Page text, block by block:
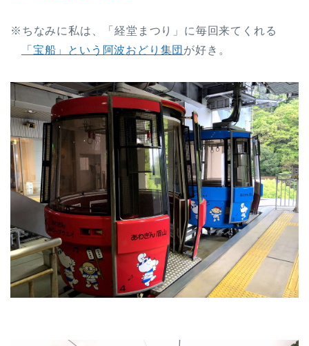
※ちなみに私は、「経堂まつり」に毎回来てくれる
「宝船」という阿波おどり集団 が好き。